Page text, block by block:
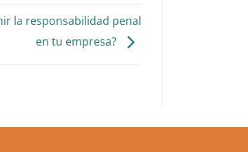
la responsabilidad penal
en tu empresa?